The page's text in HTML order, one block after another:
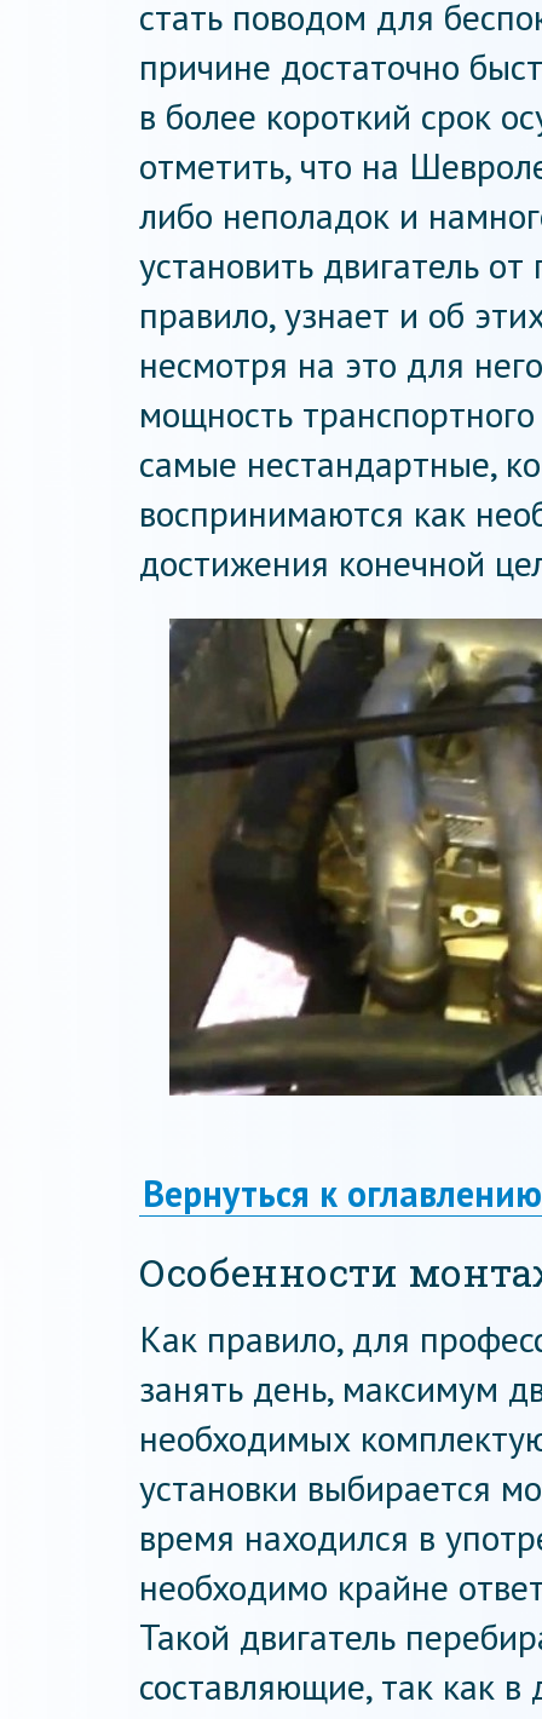
стать поводом для
причине достаточно
в более короткий срок
отметить, что на
либо неполадок и
установить двигатель
правило, узнает и об
несмотря на это для
мощность
самые нестандартные,
воспринимаются как
достижения конечной
Вернуться к оглавлению
Особенности
Как правило, для
занять день, максимум
необходимых
установки выбирается
время находился в
необходимо крайне
Такой двигатель
составляющие, так как